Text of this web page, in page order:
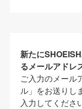
新たに
るメールアドレ
ご入力のメール
ル」をお送りし
入力してくださ